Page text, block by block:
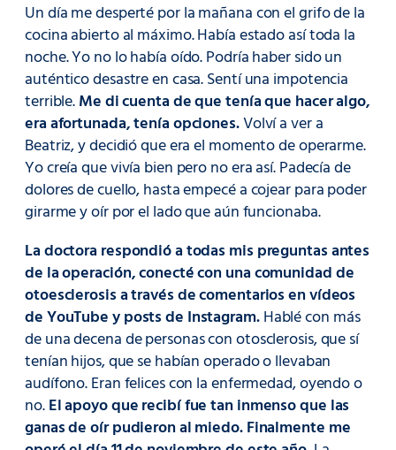
Un día me desperté por la mañana con el grifo de la
cocina abierto al máximo. Había estado así toda la
noche. Yo no lo había oído. Podría haber sido un
auténtico desastre en casa. Sentí una impotencia
terrible.Me di cuenta de que tenía que hacer algo,
era afortunada, tenía opciones.Volví a ver a
Beatriz, y decidió que era el momento de operarme.
Yo creía que vivía bien pero no era así. Padecía de
dolores de cuello, hasta empecé a cojear para poder
girarme y oír por el lado que aún funcionaba.
La doctora respondió a todas mis preguntas antes
de la operación, conecté con una comunidad de
otoesclerosis a través de comentarios en vídeos
de YouTube y posts de Instagram.Hablé con más
de una decena de personas con otosclerosis, que sí
tenían hijos, que se habían operado o llevaban
audífono. Eran felices con la enfermedad, oyendo o
no.El apoyo que recibí fue tan inmenso que las
ganas de oír pudieron al miedo. Finalmente me